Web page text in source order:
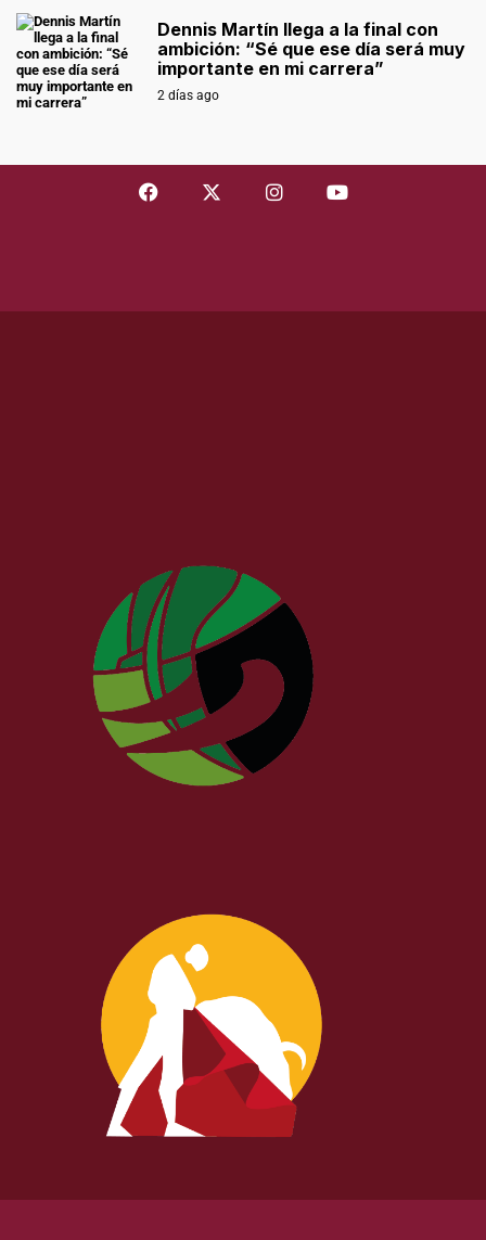
Dennis Martín llega a la final con
ambición: “Sé que ese día será muy
importante en mi carrera”
2 días ago